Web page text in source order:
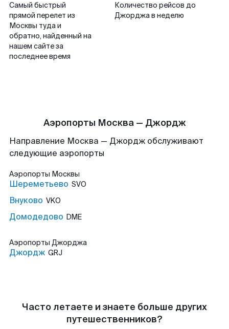
Самый быстрый
прямой перелет из
Москвы туда и
обратно, найденный на
нашем сайте за
последнее время
Количество рейсов до
Джорджа в неделю
Аэропорты Москва — Джордж
Направление Москва — Джордж обслуживают
следующие аэропорты
Аэропорты Москвы
Шереметьево SVO
Внуково VKO
Домодедово DME
Аэропорты Джорджа
Джордж GRJ
Часто летаете и знаете больше других
путешественников?